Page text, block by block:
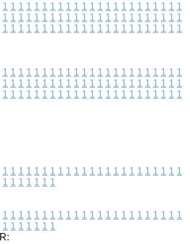
1 1 1 1 1 1 1 1 1 1 1 1 1 1 1 1 1 1 1 1 1 1 1
1 1 1 1 1 1 1 1 1 1 1 1 1 1 1 1 1 1 1 1 1 1 1
1 1 1 1 1 1 1 1 1 1 1 1 1 1 1 1 1 1 1 1 1 1 1
1 1 1 1 1 1 1 1 1 1 1 1 1 1 1 1 1 1 1 1 1 1 1
1 1 1 1 1 1 1 1 1 1 1 1 1 1 1 1 1 1 1 1 1 1 1
1 1 1 1 1 1 1 1 1 1 1 1 1 1 1 1 1 1 1 1 1 1 1
1 1 1 1 1 1 1 1 1 1 1 1 1 1 1 1 1 1 1 1 1 1 1
1 1 1 1 1 1 1
1 1 1 1 1 1 1 1 1 1 1 1 1 1 1 1 1 1 1 1 1 1 1
1 1 1 1 1 1 1